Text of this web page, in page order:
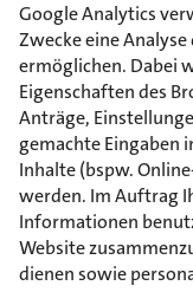
Google Analytics
Zwecke eine
ermöglichen. Dabei
Eigenschaften des
Anträge,
gemachte Eingaben
Inhalte (bspw.
werden. Im Auftrag
Informationen
Website
dienen sowie